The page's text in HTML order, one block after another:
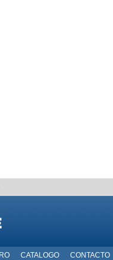
CATALOGO CONTACTO